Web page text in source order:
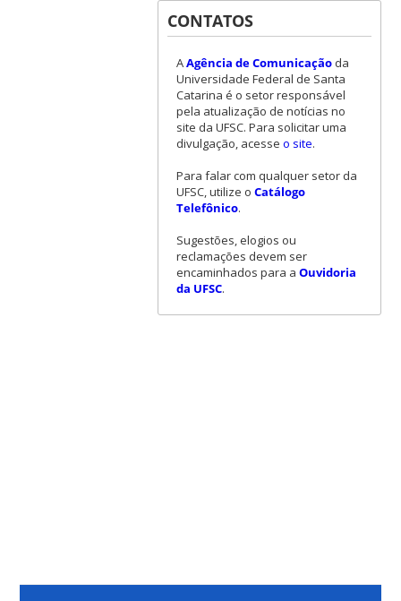
CONTATOS
AAgência de Comunicaçãoda
Universidade Federal de Santa
Catarina é o setor responsável
pela atualização de notícias no
site da UFSC. Para solicitar uma
divulgação, acesse o site.
Para falar com qualquer setor da
UFSC, utilize o Catálogo
Telefônico.
Sugestões, elogios ou
reclamações devem ser
encaminhados para a Ouvidoria
da UFSC.